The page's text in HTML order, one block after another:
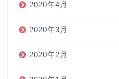
2020年4月
2020年3月
2020年2月